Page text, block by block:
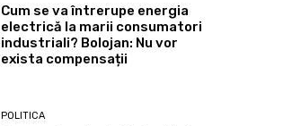
Cum se va întrerupe energia
electrică la marii consumatori
industriali? Bolojan: Nu vor
exista compensații
POLITICA